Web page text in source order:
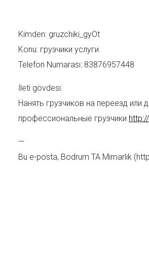
Kimden: gruzchiki_gyOt
Konu: грузчики услуги
Telefon Numarası: 83876957448
İleti gövdesi:
Нанять грузчиков на переезд или
профессиональные грузчики
—
Bu e-posta, Bodrum TA Mimarlık